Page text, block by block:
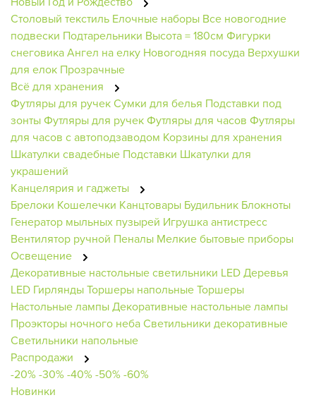
Столовый текстиль Елочные наборы Все новогодние
подвески Подтарельники Высота = 180см Фигурки
снеговикаАнгел на елку Новогодняя посуда Верхушки
для елок Прозрачные
Всё для хранения
Футляры для ручекСумки для белья Подставки под
зонтыФутляры для ручекФутляры для часов Футляры
для часов с автоподзаводом Корзины для хранения
Шкатулки свадебные Подставки Шкатулки для
украшений
Канцелярия и гаджеты
Брелоки Кошелечки Канцтовары Будильник Блокноты
Генератор мыльных пузырей Игрушка антистресс
Вентилятор ручной Пеналы Мелкие бытовые приборы
Освещение
Декоративные настольные светильники LED Деревья
LED ГирляндыТоршеры напольныеТоршеры
Настольные лампыДекоративные настольные лампы
Проэкторы ночного небаСветильники декоративные
Светильники напольные
Распродажи
-20%-30%-40%-50%-60%
Новинки